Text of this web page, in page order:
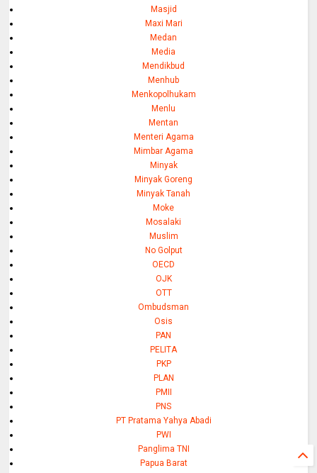
Masjid
Maxi Mari
Medan
Media
Mendikbud
Menhub
Menkopolhukam
Menlu
Mentan
Menteri Agama
Mimbar Agama
Minyak
Minyak Goreng
Minyak Tanah
Moke
Mosalaki
Muslim
No Golput
OECD
OJK
OTT
Ombudsman
Osis
PAN
PELITA
PKP
PLAN
PMII
PNS
PT Pratama Yahya Abadi
PWI
Panglima TNI
Papua Barat